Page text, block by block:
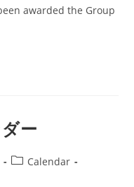
awarded the Group
ー
PostCalendar